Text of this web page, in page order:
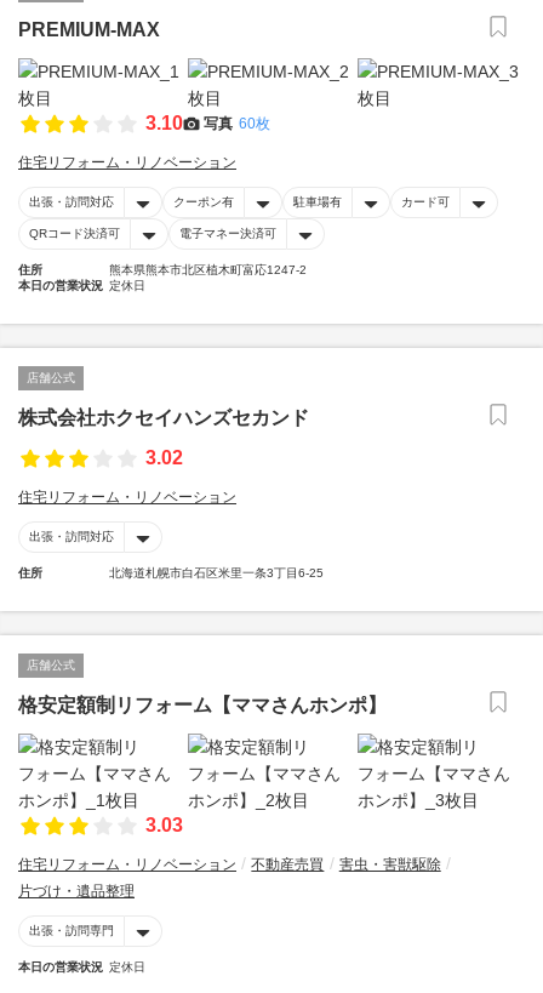
PREMIUM-MAX
3.10 写真 60枚
住宅リフォーム・リノベーション
出張・訪問対応 クーポン有 駐車場有 カード可
QRコード決済可 電子マネー決済可
住所
熊本県熊本市北区植木町富応1247-2
本日の営業状況 定休日
店舗公式
株式会社ホクセイハンズセカンド
3.02
住宅リフォーム・リノベーション
出張・訪問対応
住所 北海道札幌市白石区米里一条3丁目6-25
店舗公式
格安定額制リフォーム【ママさんホンポ】
3.03
住宅リフォーム・リノベーション 不動産売買
害虫・害獣駆除
片づけ・遺品整理
出張・訪問専門
本日の営業状況 定休日